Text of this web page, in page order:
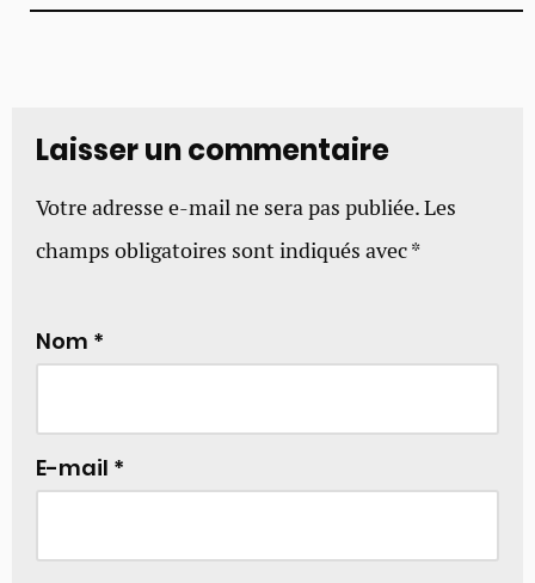
Laisser un commentaire
Votre adresse e-mail ne sera pas publiée.Les
champs obligatoires sont indiqués avec*
Nom *
E-mail *